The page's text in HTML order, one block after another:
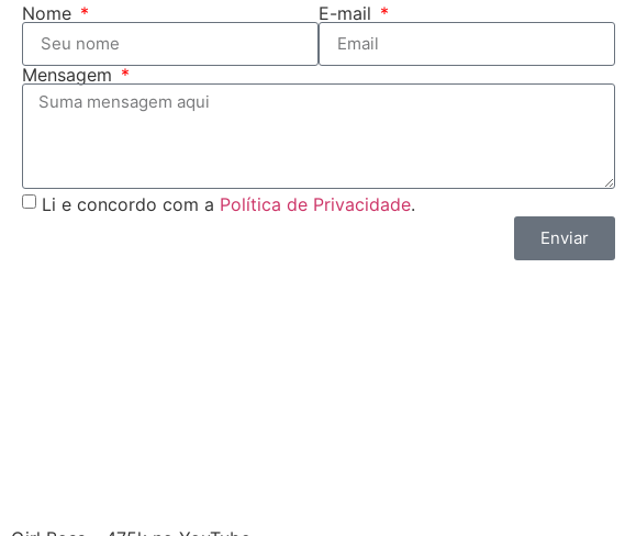
Nome E-mail
Mensagem
Li e concordo com a Política de Privacidade.
Enviar